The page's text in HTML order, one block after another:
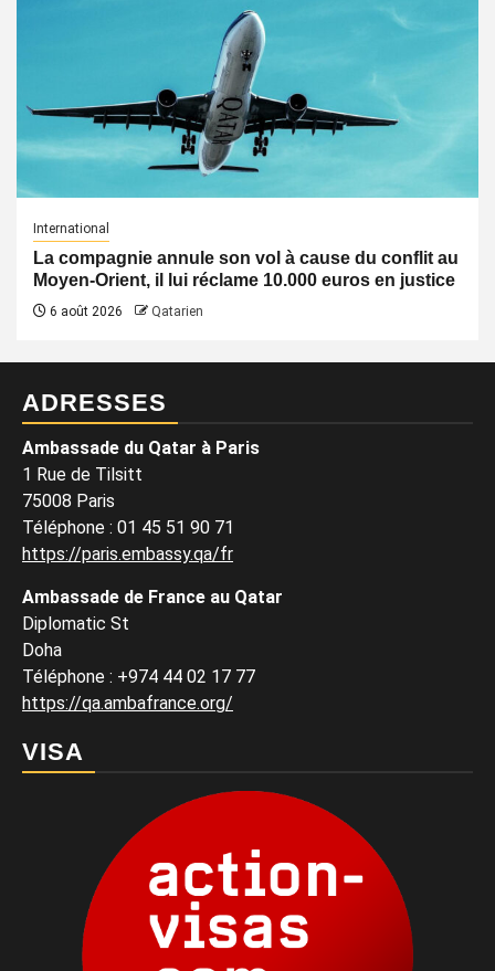
International
La compagnie annule son vol à cause du conflit au
Moyen-Orient, il lui réclame 10.000 euros en justice
6 août 2026 Qatarien
ADRESSES
Ambassade du Qatar à Paris
1 Rue de Tilsitt
75008 Paris
Téléphone : 01 45 51 90 71
https://paris.embassy.qa/fr
Ambassade de France au Qatar
Diplomatic St
Doha
Téléphone : +974 44 02 17 77
https://qa.ambafrance.org/
VISA